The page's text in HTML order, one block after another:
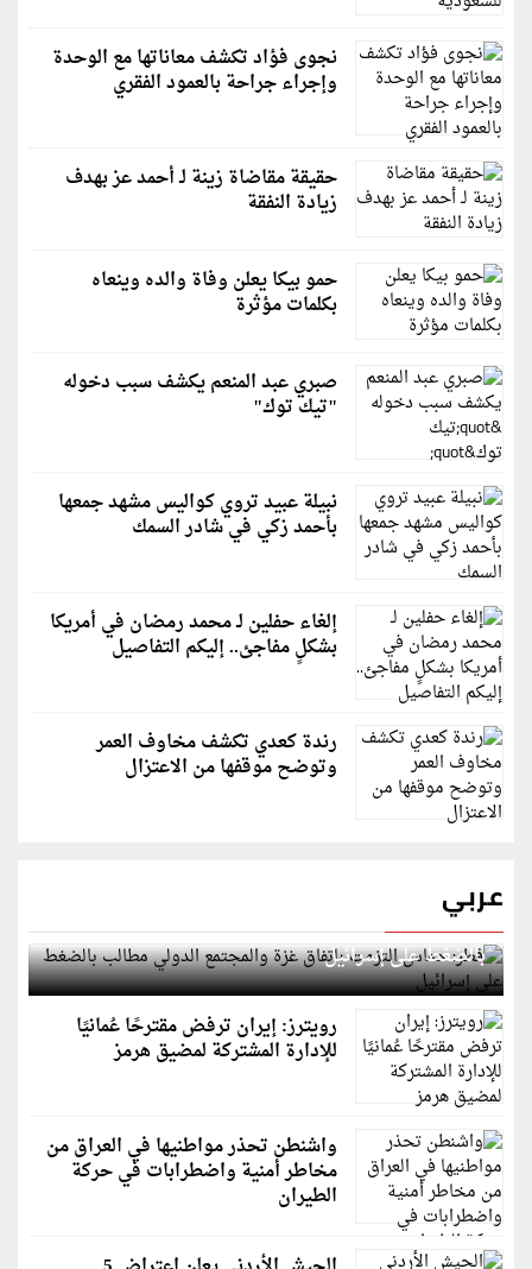
نجوى فؤاد تكشف معاناتها مع الوحدة
وإجراء جراحة بالعمود الفقري
حقيقة مقاضاة زينة لـ أحمد عز بهدف
زيادة النفقة
حمو بيكا يعلن وفاة والده وينعاه
بكلمات مؤثرة
صبري عبد المنعم يكشف سبب دخوله
"تيك توك"
نبيلة عبيد تروي كواليس مشهد جمعها
بأحمد زكي في شادر السمك
إلغاء حفلين لـ محمد رمضان في أمريكا
بشكلٍ مفاجئ.. إليكم التفاصيل
رندة كعدي تكشف مخاوف العمر
وتوضح موقفها من الاعتزال
عربي
قطر: حماس التزمت باتفاق غزة والمجتمع الدولي مطالب
بالضغط على إسرائيل
رويترز: إيران ترفض مقترحًا عُمانيًا
للإدارة المشتركة لمضيق هرمز
واشنطن تحذر مواطنيها في العراق من
مخاطر أمنية واضطرابات في حركة
الطيران